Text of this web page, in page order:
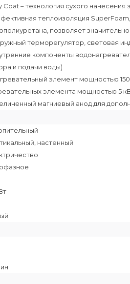
Coat – технология сухого нанесения
теплоизоляция
позволяет
терморегулятор, световая
компоненты
и подачи воды)
элемент мощностью
элемента мощностью 5
магниевый анод для
настенный